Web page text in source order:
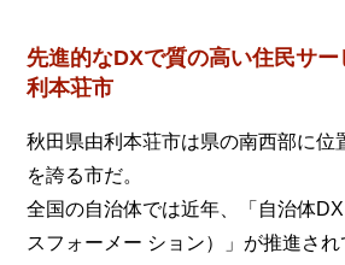
先進的なDXで質の高い住民サ
利本荘市
秋田県由利本荘市は県の南西部に位
を誇る市だ。
全国の自治体では近年、「自治体
スフォーメー ション）」が推進さ